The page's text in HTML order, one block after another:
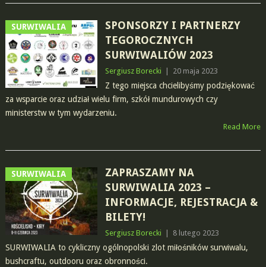
SURWIWALIA
SPONSORZY I PARTNERZY
TEGOROCZNYCH
SURWIWALIÓW 2023
Sergiusz Borecki 20 maja 2023
Z tego miejsca chcielibyśmy podziękować
za wsparcie oraz udział wielu firm, szkół mundurowych czy
ministerstw w tym wydarzeniu.
Read More
SURWIWALIA
ZAPRASZAMY NA
SURWIWALIA 2023 –
INFORMACJE, REJESTRACJA &
BILETY!
Sergiusz Borecki 8 lutego 2023
SURWIWALIA to cykliczny ogólnopolski zlot miłośników surwiwalu,
bushcraftu, outdooru oraz obronności.